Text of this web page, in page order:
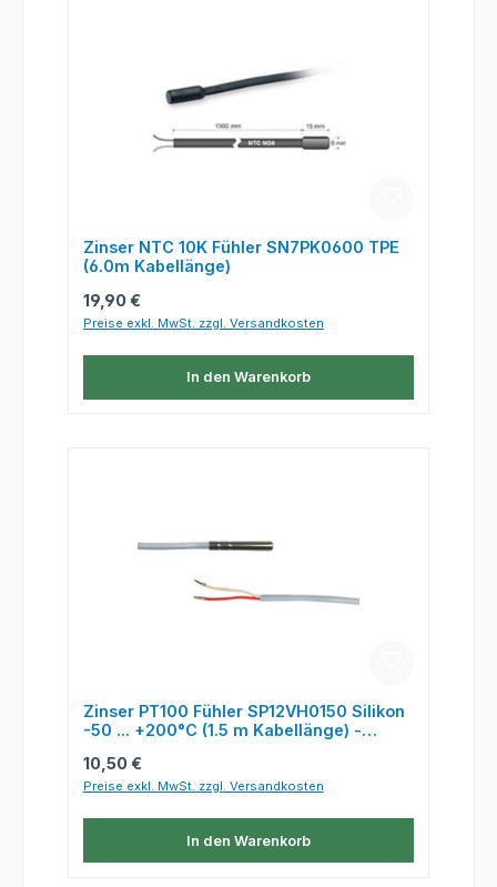
Zinser NTC 10K Fühler SN7PK0600 TPE
(6.0m Kabellänge)
Regulärer Preis:
19,90 €
Preise exkl. MwSt. zzgl. Versandkosten
In den Warenkorb
Zinser PT100 Fühler SP12VH0150 Silikon
-50 ... +200°C (1.5 m Kabellänge) -
Regulärer Preis:
10,50 €
Preise exkl. MwSt. zzgl. Versandkosten
In den Warenkorb